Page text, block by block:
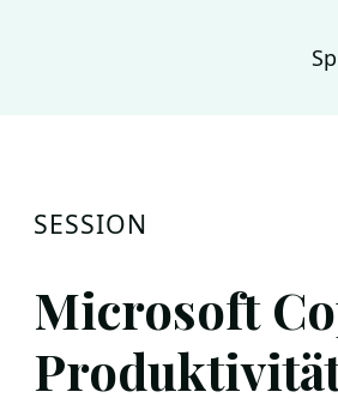
SESSION
Microsoft